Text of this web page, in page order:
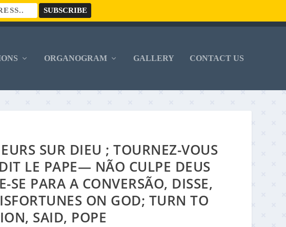
ORGANOGRAM GALLERY CONTACT US
SUR DIEU ; TOURNEZ-VOUS
LE PAPE— NÃO CULPE DEUS
SE PARA A CONVERSÃO, DISSE,
ON GOD; TURN TO
SAID, POPE